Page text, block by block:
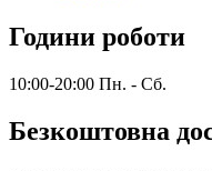
Години роботи
10:00-20:00 Пн. - Сб.
Безкоштовна